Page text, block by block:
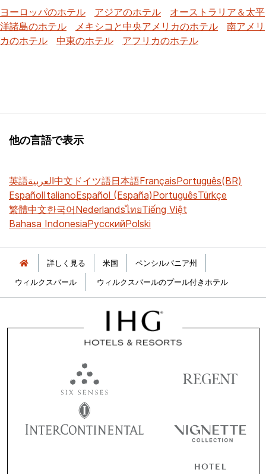
ヨーロッパのホテル
アジアのホテル
オーストラリア＆太平
洋諸島のホテル
メキシコと中央アメリカのホテル
南アメリ
カのホテル
中東のホテル アフリカのホテル
他の言語で表示
英語العربية中文 ドイツ語日本語FrançaisPortuguês(BR)
EspañolItalianoEspañol (España)PortuguêsTürkçe
繁體中文한국어NederlandsไทยTiếng Việt
Bahasa IndonesiaРусскийPolski
詳しく見る 米国
ペンシルバニア州
ウィルクスバール
ウィルクスバールのプール付きホテル